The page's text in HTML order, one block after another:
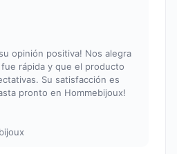
opinión positiva! Nos alegra
rápida y que el producto
Su satisfacción es
pronto en Hommebijoux!